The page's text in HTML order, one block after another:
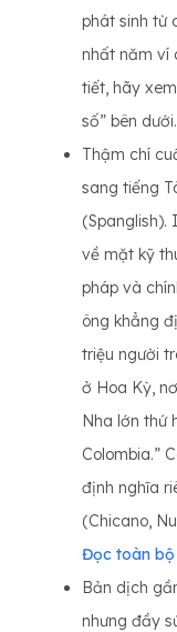
phát sinh từ
nhất năm ví
tiết, hãy
số” bên dưới.
Thậm chí
sang tiếng
(Spanglish).
về mặt kỹ
pháp và
ông khẳng
triệu người
ở Hoa Kỳ,
Nha lớn thứ
Colombia.”
định nghĩa
(Chicano,
Đọc toàn bộ
Bản dịch
nhưng đầy